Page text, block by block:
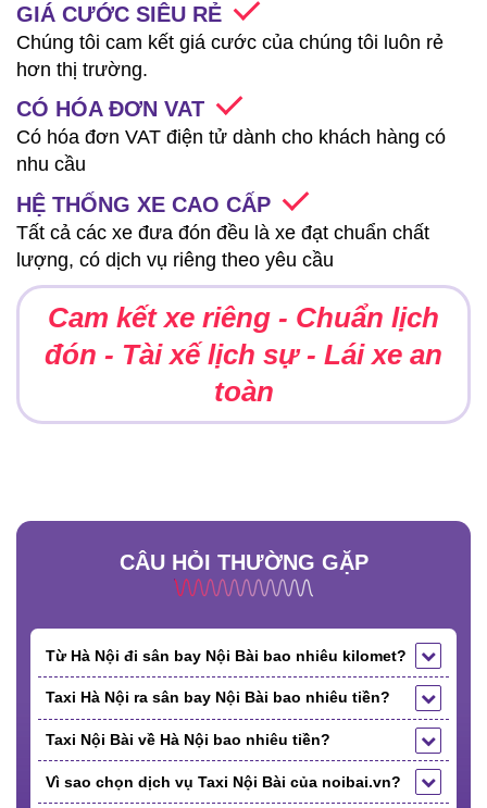
GIÁ CƯỚC SIÊU RẺ
Chúng tôi cam kết giá cước của chúng tôi luôn rẻ
hơn thị trường.
CÓ HÓA ĐƠN VAT
Có hóa đơn VAT điện tử dành cho khách hàng có
nhu cầu
HỆ THỐNG XE CAO CẤP
Tất cả các xe đưa đón đều là xe đạt chuẩn chất
lượng, có dịch vụ riêng theo yêu cầu
Cam kết xe riêng - Chuẩn lịch
đón - Tài xế lịch sự - Lái xe an
toàn
CÂU HỎI THƯỜNG GẶP
Từ Hà Nội đi sân bay Nội Bài bao nhiêu kilomet?
Taxi Hà Nội ra sân bay Nội Bài bao nhiêu tiền?
Taxi Nội Bài về Hà Nội bao nhiêu tiền?
Vì sao chọn dịch vụ Taxi Nội Bài của noibai.vn?